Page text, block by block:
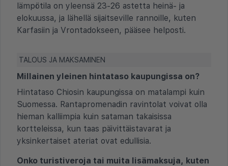
lämpötila on yleensä 23-26 astetta heinä- ja
elokuussa, ja lähellä sijaitseville rannoille, kuten
Karfasiin ja Vrontadokseen, pääsee helposti.
TALOUS JA MAKSAMINEN
Millainen yleinen hintataso kaupungissa on?
Hintataso Chiosin kaupungissa on matalampi kuin
Suomessa. Rantapromenadin ravintolat voivat olla
hieman kalliimpia kuin sataman takaisissa
kortteleissa, kun taas päivittäistavarat ja
yksinkertaiset ateriat ovat edullisia.
Onko turistiveroja tai muita lisämaksuja, kuten